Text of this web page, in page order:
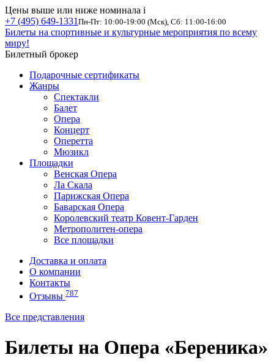
Цены выше или ниже номинала i
+7 (495) 649-1331 Пн-Пт: 10:00-19:00 (Мск), Сб: 11:00-16:00
Билеты на спортивные и культурные мероприятия по всему
миру!
Билетный брокер
Подарочные сертификаты
Жанры
Спектакли
Балет
Опера
Концерт
Оперетта
Мюзикл
Площадки
Венская Опера
Ла Скала
Парижская Опера
Баварская Опера
Королевский театр Ковент-Гарден
Метрополитен-опера
Все площадки
Доставка и оплата
О компании
Контакты
Отзывы 787
Все представления
Билеты на Опера «Береника»